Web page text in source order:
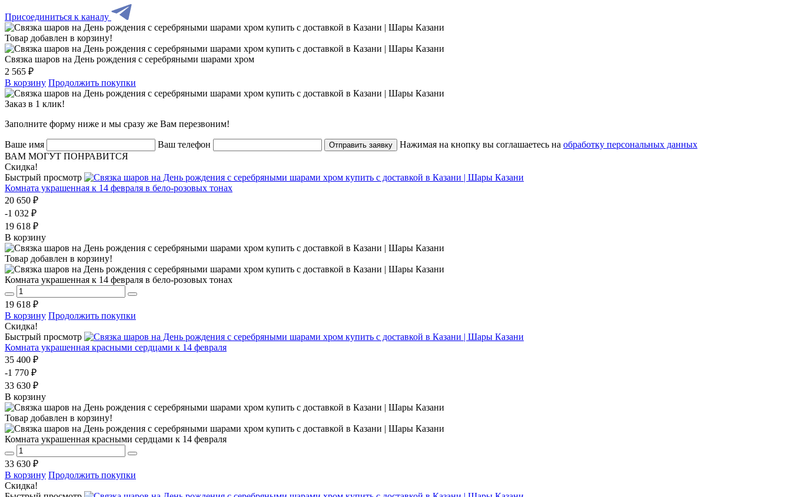
Присоединиться к каналу
Товар добавлен в корзину!
Связка шаров на День рождения с серебряными шарами хром
2 565 ₽
В корзину Продолжить покупки
Заказ в 1 клик!
Заполните форму ниже и мы сразу же Вам перезвоним!
Ваше имя Ваш телефон Отправить заявку Нажимая на кнопку вы соглашаетесь на обработку персональных данных
ВАМ МОГУТ ПОНРАВИТСЯ
Скидка!
Быстрый просмотр
Комната украшенная к 14 февраля в бело-розовых тонах
20 650 ₽
-1 032 ₽
19 618 ₽
В корзину
Товар добавлен в корзину!
Комната украшенная к 14 февраля в бело-розовых тонах
19 618 ₽
В корзину Продолжить покупки
Скидка!
Быстрый просмотр
Комната украшенная красными сердцами к 14 февраля
35 400 ₽
-1 770 ₽
33 630 ₽
В корзину
Товар добавлен в корзину!
Комната украшенная красными сердцами к 14 февраля
33 630 ₽
В корзину Продолжить покупки
Скидка!